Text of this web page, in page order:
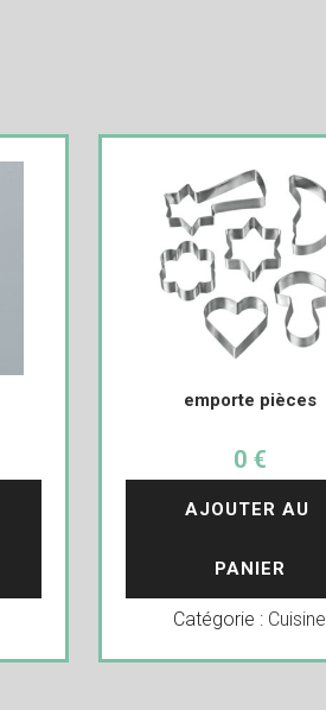
emporte pièces
0 €
AJOUTER AU
PANIER
Catégorie : Cuisine